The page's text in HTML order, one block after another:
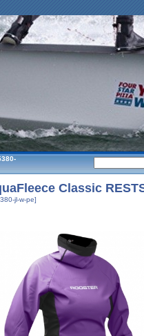
Classic
jl-w-pe]